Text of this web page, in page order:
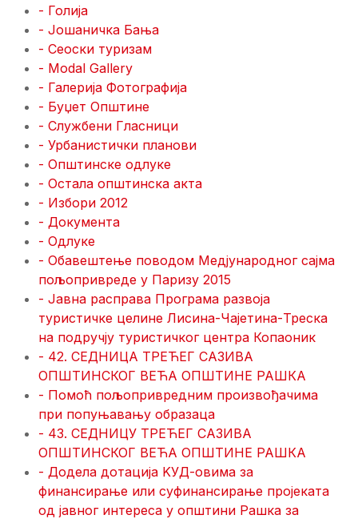
- Голија
- Јошаничка Бања
- Сеоски туризам
- Modal Gallery
- Галерија Фотографија
- Буџет Општине
- Службени Гласници
- Урбанистички планови
- Општинске одлуке
- Остала општинска акта
- Избори 2012
- Документа
- Одлуке
- Обавештење поводом Медјународног сајма
пољопривреде у Паризу 2015
- Јавна расправа Програма развоја
туристичке целине Лисина-Чајетина-Треска
на подручју туристичког центра Копаоник
- 42. СЕДНИЦA ТРЕЋЕГ САЗИВА
ОПШТИНСКОГ ВЕЋА ОПШТИНЕ РАШКА
- Помоћ пољопривредним произвођачима
при попуњавању образаца
- 43. СЕДНИЦУ ТРЕЋЕГ САЗИВА
ОПШТИНСКОГ ВЕЋА ОПШТИНЕ РАШКА
- Додела дотација KУД-овима за
финансирање или суфинансирање пројеката
од јавног интереса у општини Рашка за